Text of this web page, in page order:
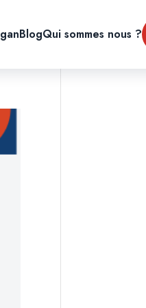
BlogQui sommes nous ?